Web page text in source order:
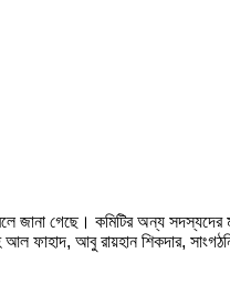
জানা গেছে। কমিটির অন্য
আল ফাহাদ, আবু রায়হান শিকদার,